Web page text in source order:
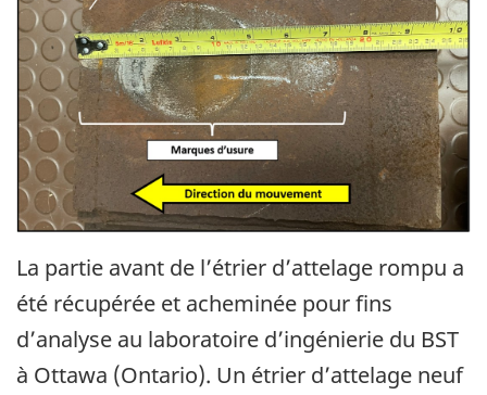
La partie avant de l’étrier d’attelage rompu a
été récupérée et acheminée pour fins
d’analyse au laboratoire d’ingénierie du BST
à Ottawa (Ontario). Un étrier d’attelage neuf